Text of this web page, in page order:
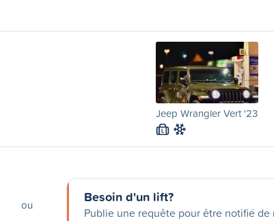
Jeep Wrangler Vert '23
L
ou Besoin d'un lift?
Publie une requête pour être notifié de